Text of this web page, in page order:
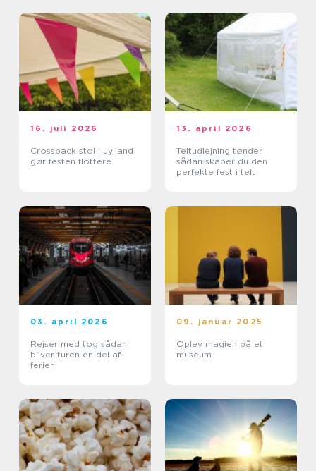
16. juli 2026
Crossback stol i Jylland
gør festen flottere
13. april 2026
Teltudlejning tønder
sådan skaber du den
perfekte fest i telt
03. april 2026
Rejser med tog sådan
bliver turen en del af
ferien
09. januar 2025
Oplev magien på et
museum